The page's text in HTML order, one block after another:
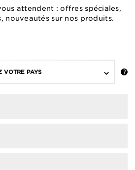
attendent : offres spéciales,
nouveautés sur nos produits.
VOTRE PAYS